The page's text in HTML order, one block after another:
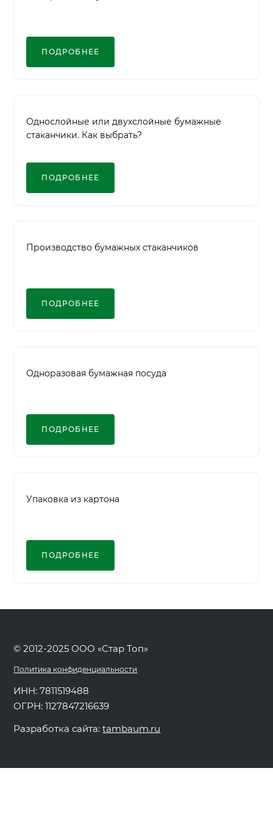
ПОДРОБНЕЕ
Однослойные или двухслойные бумажные
стаканчики. Как выбрать?
ПОДРОБНЕЕ
Производство бумажных стаканчиков
ПОДРОБНЕЕ
Одноразовая бумажная посуда
ПОДРОБНЕЕ
Упаковка из картона
ПОДРОБНЕЕ
© 2012-2025 ООО «Стар Топ»
Политика конфиденциальности
ИНН: 7811519488
ОГРН: 1127847216639
Разработка сайта:tambaum.ru